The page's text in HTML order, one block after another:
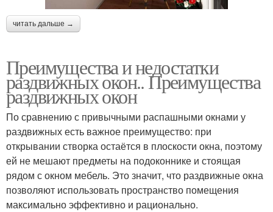
Балконные окна Окна по материалу
Раздвижное остекление Раздвижные двери
читать дальше →
Преимущества и недостатки
раздвижных окон.. Преимущества
раздвижных окон
По сравнению с привычными распашными окнами у
раздвижных есть важное преимущество: при
открывании створка остаётся в плоскости окна, поэтому
ей не мешают предметы на подоконнике и стоящая
рядом с окном мебель. Это значит, что раздвижные окна
позволяют использовать пространство помещения
максимально эффективно и рационально.